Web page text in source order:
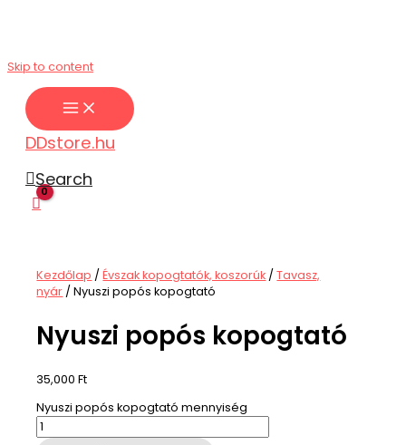
Skip to content
DDstore.hu
Search
Kezdőlap /Évszak kopogtatók, koszorúk /Tavasz,
nyár / Nyuszi popós kopogtató
Nyuszi popós kopogtató
35,000Ft
Nyuszi popós kopogtató mennyiség